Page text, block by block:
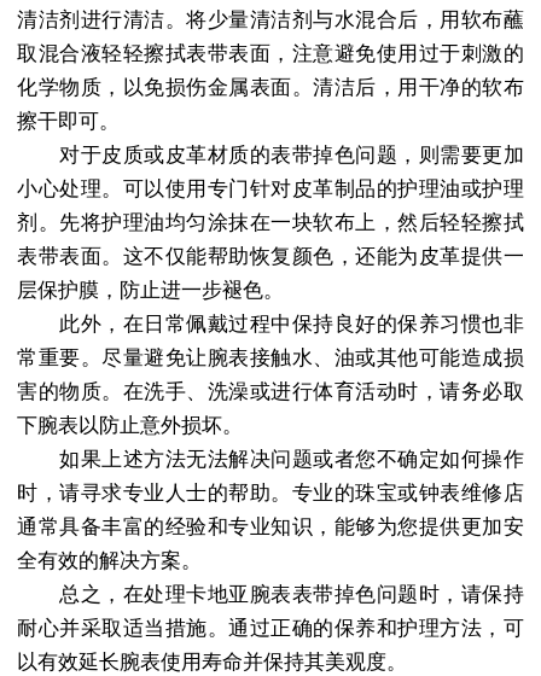
清洁剂进行清洁。将少量清洁剂与水混合后，用软布蘸
取混合液轻轻擦拭表带表面，注意避免使用过于刺激的
化学物质，以免损伤金属表面。清洁后，用干净的软布
擦干即可。
对于皮质或皮革材质的表带掉色问题，则需要更加
小心处理。可以使用专门针对皮革制品的护理油或护理
剂。先将护理油均匀涂抹在一块软布上，然后轻轻擦拭
表带表面。这不仅能帮助恢复颜色，还能为皮革提供一
层保护膜，防止进一步褪色。
此外，在日常佩戴过程中保持良好的保养习惯也非
常重要。尽量避免让腕表接触水、油或其他可能造成损
害的物质。在洗手、洗澡或进行体育活动时，请务必取
下腕表以防止意外损坏。
如果上述方法无法解决问题或者您不确定如何操作
时，请寻求专业人士的帮助。专业的珠宝或钟表维修店
通常具备丰富的经验和专业知识，能够为您提供更加安
全有效的解决方案。
总之，在处理卡地亚腕表表带掉色问题时，请保持
耐心并采取适当措施。通过正确的保养和护理方法，可
以有效延长腕表使用寿命并保持其美观度。